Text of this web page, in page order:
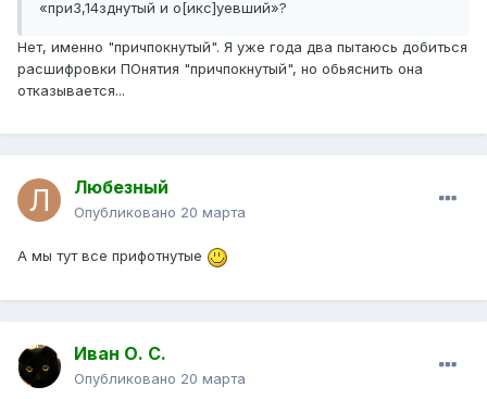
«при3,14зднутый и о[икс]уевший»?
Нет, именно "причпокнутый". Я уже года два пытаюсь добиться
расшифровки ПОнятия "причпокнутый", но обьяснить она
отказывается...
Любезный
Опубликовано 20 марта
А мы тут все прифотнутые
Иван О. С.
Опубликовано 20 марта